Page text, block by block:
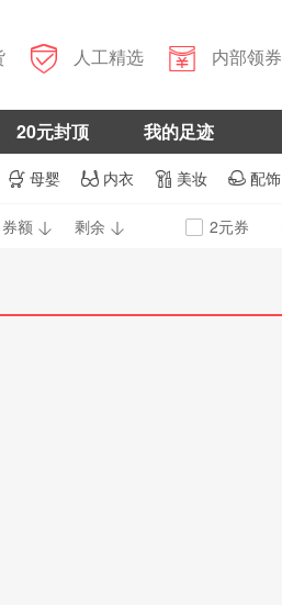
 人工精选  内部领券
20元封顶 我的足迹
 母婴  内衣  美妆  配饰
券额  剩余  2元券